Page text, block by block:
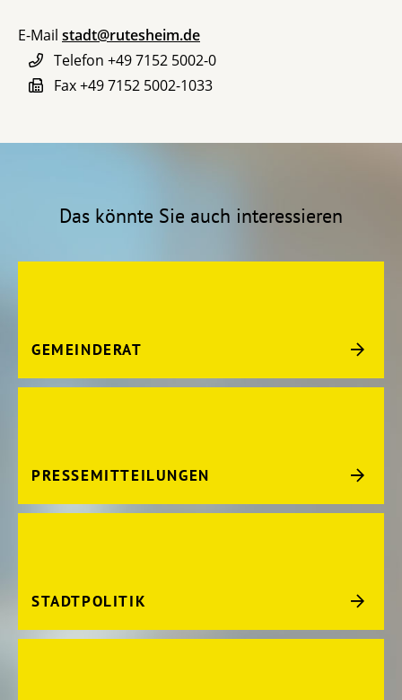
E-Mail stadt@rutesheim.de
Telefon +49 7152 5002-0
Fax+49 7152 5002-1033
Das könnte Sie auch interessieren
GEMEINDERAT
PRESSEMITTEILUNGEN
STADTPOLITIK